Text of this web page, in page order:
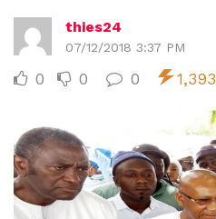
thies24
07/12/2018 3:37 PM
0 0 0 1,393